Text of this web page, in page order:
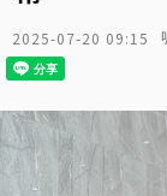
2025-07-20 09:15